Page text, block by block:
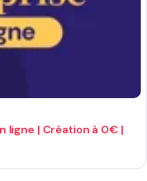
ligne | Création à 0€ |